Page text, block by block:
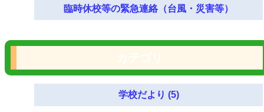
臨時休校等の緊急連絡（台風・災害等）
学校だより (5)